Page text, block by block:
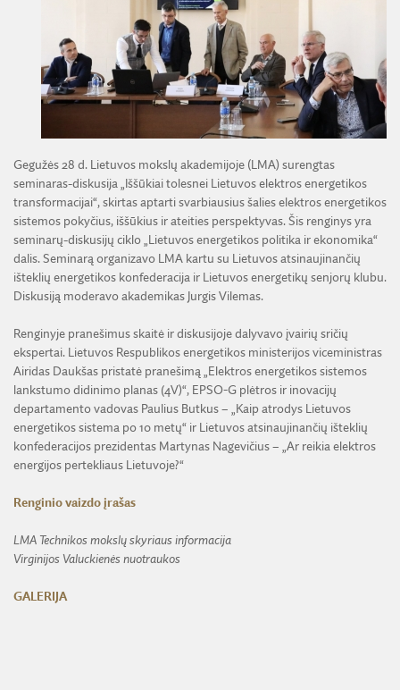
VIRTUALI LMA
TECHNIKOS MOKSLŲ SKYRIUS
JAUNOJI AKADEMIJA
SKYRIAI IR PADALINIAI
PAREIGYBIŲ APRAŠYMAS IR ATLIEKAMOS FUNKCIJOS
ŠVIESAUS ATMINIMO LMA NARIAI
BENDRADARBIAVIMO SUTARTYS
MOKSLININKO ETIKOS KODEKSAS
KORUPCIJOS PREVENCIJA
PRANEŠĖJŲ APSAUGA
NUORODOS
BENDRADARBIAVIMAS SU REGIONAIS
LMA IR AKADEMIKAI ŽINIASKLAIDOJE
PASLAUGOS
FINANSŲ KONTROLĖS TAISYKLĖS
ŪKIO SUBJEKTŲ PRIEŽIŪRA
TARNYBINIAI LENGVIEJI AUTOMOBILIAI
Gegužės 28 d. Lietuvos mokslų akademijoje (LMA) surengtas
seminaras-diskusija „Iššūkiai tolesnei Lietuvos elektros energetikos
transformacijai“, skirtas aptarti svarbiausius šalies elektros energetikos
sistemos pokyčius, iššūkius ir ateities perspektyvas. Šis renginys yra
seminarų-diskusijų ciklo „Lietuvos energetikos politika ir ekonomika“
dalis. Seminarą organizavo LMA kartu su Lietuvos atsinaujinančių
išteklių energetikos konfederacija ir Lietuvos energetikų senjorų klubu.
Diskusiją moderavo akademikas Jurgis Vilemas.
Renginyje pranešimus skaitė ir diskusijoje dalyvavo įvairių sričių
ekspertai. Lietuvos Respublikos energetikos ministerijos viceministras
Airidas Daukšas pristatė pranešimą „Elektros energetikos sistemos
lankstumo didinimo planas (4V)“, EPSO-G plėtros ir inovacijų
departamento vadovas Paulius Butkus – „Kaip atrodys Lietuvos
energetikos sistema po 10 metų“ ir Lietuvos atsinaujinančių išteklių
konfederacijos prezidentas Martynas Nagevičius – „Ar reikia elektros
energijos pertekliaus Lietuvoje?“
Renginio vaizdo įrašas
LMA Technikos mokslų skyriaus informacija
Virginijos Valuckienės nuotraukos
GALERIJA